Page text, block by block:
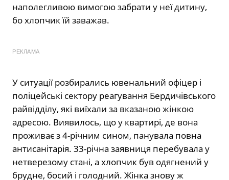
наполегливою вимогою забрати у неї дитину,
бо хлопчик їй заважав.
РЕКЛАМА
У ситуації розбирались ювенальний офіцер і
поліцейські сектору реагування Бердичівського
райвідділу, які виїхали за вказаною жінкою
адресою. Виявилось, що у квартирі, де вона
проживає з 4-річним сином, панувала повна
антисанітарія. 33-річна заявниця перебувала у
нетверезому стані, а хлопчик був одягнений у
брудне, босий і голодний. Жінка знову ж